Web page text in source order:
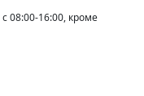
с 08:00-16:00, кроме